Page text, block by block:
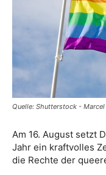
Quelle: Shutterstock - Marcel
Am 16. August setzt
Jahr ein kraftvolles
die Rechte der